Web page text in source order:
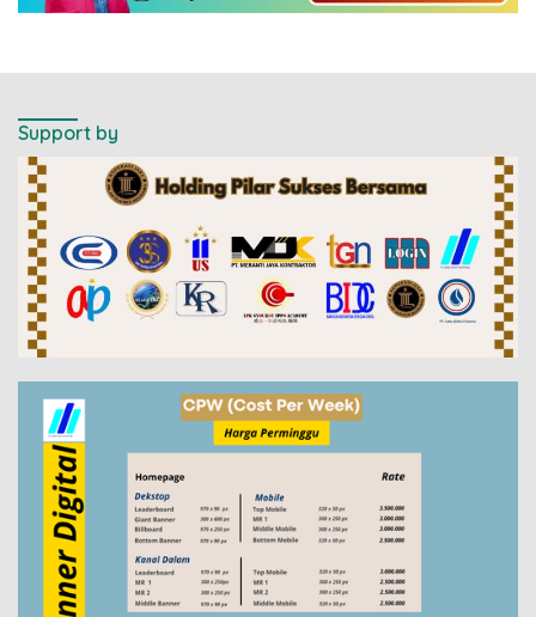
Support by